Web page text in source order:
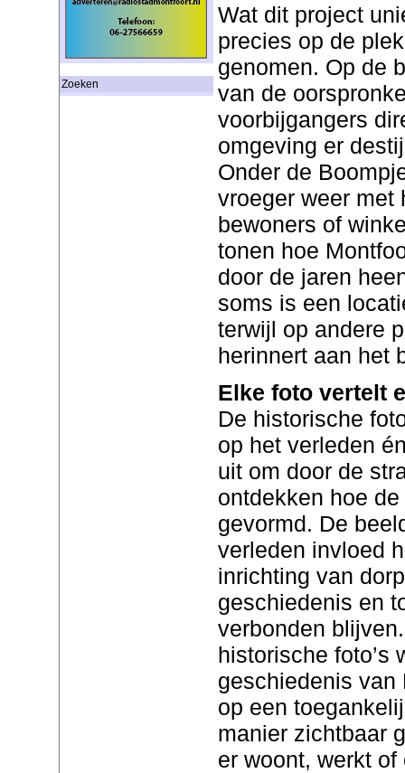
Zoeken
Wat dit project
precies op de
genomen. Op de
van de
voorbijgangers
omgeving er
Onder de
vroeger weer met
bewoners of
tonen hoe
door de jaren
soms is een
terwijl op andere
herinnert aan het
Elke foto vertelt
De historische
op het verleden
uit om door de
ontdekken hoe
gevormd. De
verleden invloed
inrichting van
geschiedenis en
verbonden
historische foto’s
geschiedenis van
op een
manier zichtbaar
er woont, werkt